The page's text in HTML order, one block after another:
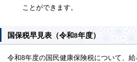
ことができます。
国保税早見表（令和8年度）
令和8年度の国民健康保険税について、